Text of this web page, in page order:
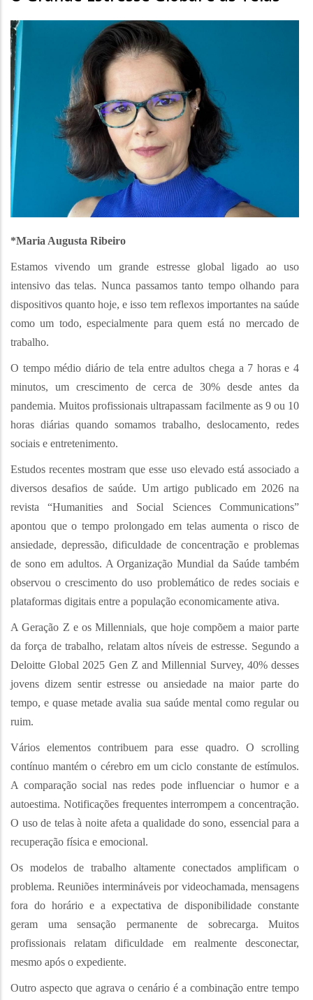
*Maria Augusta Ribeiro
Estamos vivendo um grande estresse global ligado ao uso
intensivo das telas. Nunca passamos tanto tempo olhando para
dispositivos quanto hoje, e isso tem reflexos importantes na saúde
como um todo, especialmente para quem está no mercado de
trabalho.
O tempo médio diário de tela entre adultos chega a 7 horas e 4
minutos, um crescimento de cerca de 30% desde antes da
pandemia. Muitos profissionais ultrapassam facilmente as 9 ou 10
horas diárias quando somamos trabalho, deslocamento, redes
sociais e entretenimento.
Estudos recentes mostram que esse uso elevado está associado a
diversos desafios de saúde. Um artigo publicado em 2026 na
revista “Humanities and Social Sciences Communications”
apontou que o tempo prolongado em telas aumenta o risco de
ansiedade, depressão, dificuldade de concentração e problemas
de sono em adultos. A Organização Mundial da Saúde também
observou o crescimento do uso problemático de redes sociais e
plataformas digitais entre a população economicamente ativa.
A Geração Z e os Millennials, que hoje compõem a maior parte
da força de trabalho, relatam altos níveis de estresse. Segundo a
Deloitte Global 2025 Gen Z and Millennial Survey, 40% desses
jovens dizem sentir estresse ou ansiedade na maior parte do
tempo, e quase metade avalia sua saúde mental como regular ou
ruim.
Vários elementos contribuem para esse quadro. O scrolling
contínuo mantém o cérebro em um ciclo constante de estímulos.
A comparação social nas redes pode influenciar o humor e a
autoestima. Notificações frequentes interrompem a concentração.
O uso de telas à noite afeta a qualidade do sono, essencial para a
recuperação física e emocional.
Os modelos de trabalho altamente conectados amplificam o
problema. Reuniões intermináveis por videochamada, mensagens
fora do horário e a expectativa de disponibilidade constante
geram uma sensação permanente de sobrecarga. Muitos
profissionais relatam dificuldade em realmente desconectar,
mesmo após o expediente.
Outro aspecto que agrava o cenário é a combinação entre tempo